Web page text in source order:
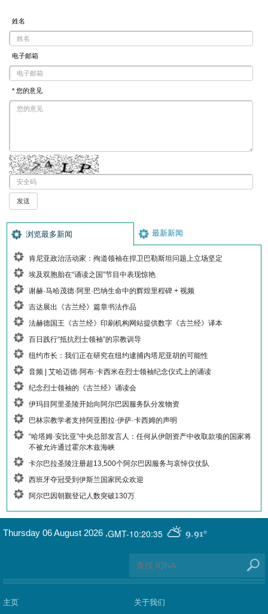
姓名
电子邮箱
* 您的意见
浏览最多新闻 最新新闻
肯尼亚政治活动家：殉道领袖在捍卫巴勒斯坦问题上立场坚定
埃及双胞胎在“诵读之国”节目中表现惊艳
谢赫·马哈茂德·阿里·巴纳生命中的辉煌里程碑 + 视频
吉达展出《古兰经》篇章书法作品
法赫德国王《古兰经》印刷机构网站提供数字《古兰经》译本
百日践行“抵抗烈士领袖”的宗教训导
纽约市长：我们正在研究在纽约逮捕内塔尼亚胡的可能性
音频 | 艾哈迈德·阿布·卡西米在烈士领袖纪念仪式上的诵读
纪念烈士领袖的《古兰经》诵读会
伊玛目阿里圣陵开始向阿尔巴因服务队分发物资
巴林宗教学者支持阿亚图拉·伊萨·卡西姆的声明
“哈塔姆·安比亚”中央总部发言人：任何从伊朗资产中收取款项的国家将
不被允许通过霍尔木兹海峡
卡尔巴拉圣陵注册超13,500个阿尔巴因服务与哀悼仪仗队
西班牙夺冠受到伊斯兰国家民众欢迎
阿尔巴因朝觐登记人数突破130万
GMT-10:20:35 9.91°
Thursday 06 August 2026 ,
主页 关于我们